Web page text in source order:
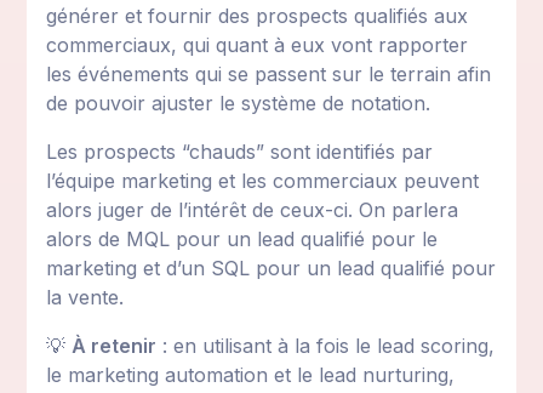
générer et fournir des prospects qualifiés aux
commerciaux, qui quant à eux vont rapporter
les événements qui se passent sur le terrain afin
de pouvoir ajuster le système de notation.
Les prospects “chauds” sont identifiés par
l’équipe marketing et les commerciaux peuvent
alors juger de l’intérêt de ceux-ci. On parlera
alors de MQL pour un lead qualifié pour le
marketing et d’un SQL pour un lead qualifié pour
la vente.
💡À retenir : en utilisant à la fois le lead scoring,
le marketing automation et le lead nurturing,